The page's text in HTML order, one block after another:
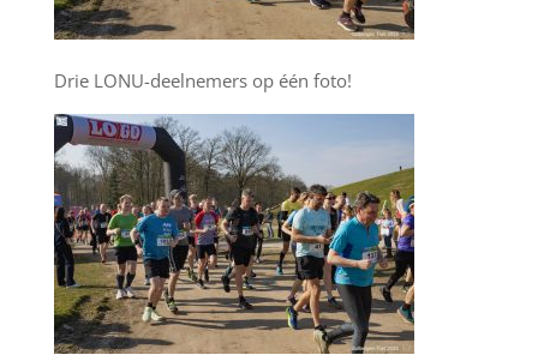
Drie LONU-deelnemers op één foto!